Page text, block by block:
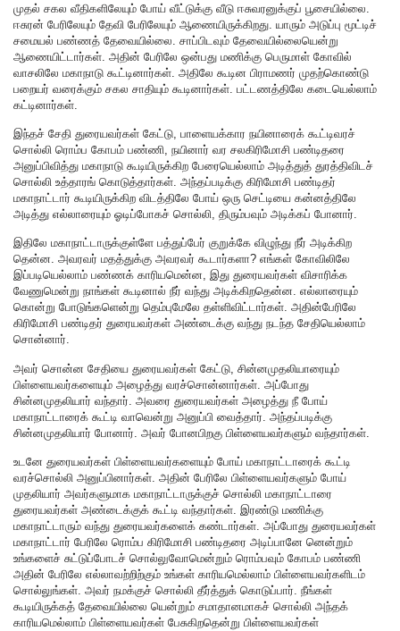
முதல் சகல வீதிகளிலேயும் போய் வீட்டுக்கு வீடு ஈசுவரனுக்குப் பூசையில்லை.
ஈசுரன் பேரிலேயும் தேவி பேரிலேயும் ஆணையிருக்கிறது. யாரும் அடுப்பு மூட்டிச்
சமையல் பண்ணத் தேவையில்லை. சாப்பிடவும் தேவையில்லையென்று
ஆணையிட்டார்கள். அதின் பேரிலே ஒன்பது மணிக்கு பெருமாள் கோவில்
வாசலிலே மகாநாடு கூட்டினார்கள். அதிலே கூடின பிராமணர் முதற்கொண்டு
பறையர் வரைக்கும் சகல சாதியும் கூடினார்கள். பட்டணத்திலே கடையெல்லாம்
கட்டினார்கள்.
இந்தச் சேதி துரையவர்கள் கேட்டு, பாளையக்கார நயினாரைக் கூட்டிவரச்
சொல்லி ரொம்ப கோபம் பண்ணி, நயினார் வர சலகிரிமோசி பண்டிதரை
அனுப்பிவித்து மகாநாடு கூடியிருக்கிற பேரையெல்லாம் அடித்துத் துரத்திவிடச்
சொல்லி உத்தாரங் கொடுத்தார்கள். அந்தப்படிக்கு கிரிமோசி பண்டிதர்
மகாநாட்டார் கூடியிருக்கிற விடத்திலே போய் ஒரு செட்டியை கன்னத்திலே
அடித்து எல்லாரையும் ஓடிப்போகச் சொல்லி, திரும்பவும் அடிக்கப் போனார்.
இதிலே மகாநாட்டாருக்குள்ளே பத்துப்பேர் குறுக்கே விழுந்து நீர் அடிக்கிற
தென்ன. அவரவர் மதத்துக்கு அவரவர் கூடார்களா? எங்கள் கோவிலிலே
இப்படியெல்லாம் பண்ணக் காரியமென்ன, இது துரையவர்கள் விசாரிக்க
வேணுமென்று நாங்கள் கூடினால் நீர் வந்து அடிக்கிறதென்ன. எல்லாரையும்
கொன்று போடுங்களென்று தெம்புமேலே தள்ளிவிட்டார்கள். அதின்பேரிலே
கிரிமோசி பண்டிதர் துரையவர்கள் அண்டைக்கு வந்து நடந்த சேதியெல்லாம்
சொன்னார்.
அவர் சொன்ன சேதியை துரையவர்கள் கேட்டு, சின்னமுதலியாரையும்
பிள்ளையவர்களையும் அழைத்து வரச்சொன்னார்கள். அப்போது
சின்னமுதலியார் வந்தார். அவரை துரையவர்கள் அழைத்து நீ போய்
மகாநாட்டாரைக் கூட்டி வாவென்று அனுப்பி வைத்தார். அந்தப்படிக்கு
சின்னமுதலியார் போனார். அவர் போனபிறகு பிள்ளையவர்களும் வந்தார்கள்.
உடனே துரையவர்கள் பிள்ளையவர்களையும் போய் மகாநாட்டாரைக் கூட்டி
வரச்சொல்லி அனுப்பினார்கள். அதின் பேரிலே பிள்ளையவர்களும் போய்
முதலியார் அவர்களுமாக மகாநாட்டாருக்குச் சொல்லி மகாநாட்டாரை
துரையவர்கள் அண்டைக்குக் கூட்டி வந்தார்கள். இரண்டு மணிக்கு
மகாநாட்டாரும் வந்து துரையவர்களைக் கண்டார்கள். அப்போது துரையவர்கள்
மகாநாட்டார் பேரிலே ரொம்ப கிரிமோசி பண்டிதரை அடிப்பானே னென்றும்
உங்களைச் சுட்டுப்போடச் சொல்லுவோமென்றும் ரொம்பவும் கோபம் பண்ணி
அதின் பேரிலே எல்லாவற்றிற்கும் உங்கள் காரியமெல்லாம் பிள்ளையவர்களிடம்
சொல்லுங்கள். அவர் நமக்குச் சொல்லி தீர்த்துக் கொடுப்பார். நீங்கள்
கூடியிருக்கத் தேவையில்லை யென்றும் சமாதானமாகச் சொல்லி அந்தக்
காரியமெல்லாம் பிள்ளையவர்கள் பேசுகிறதென்று பிள்ளையவர்கள்